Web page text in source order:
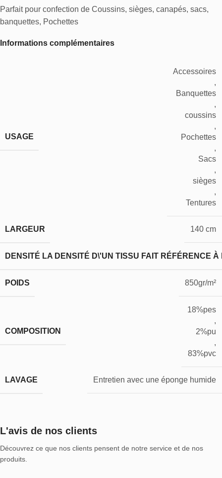
Parfait pour confection de Coussins, sièges, canapés, sacs,
banquettes, Pochettes
Informations complémentaires
USAGE
Accessoires
,
Banquettes
,
coussins
,
Pochettes
,
Sacs
,
sièges
,
Tentures
LARGEUR 140 cm
DENSITÉ LA DENSITÉ D\'UN TISSU FAIT RÉFÉRENCE
POIDS 850gr/m²
COMPOSITION
18%pes
,
2%pu
,
83%pvc
LAVAGE Entretien avec une éponge humide
L'avis de nos clients
Découvrez ce que nos clients pensent de notre service et de nos
produits.